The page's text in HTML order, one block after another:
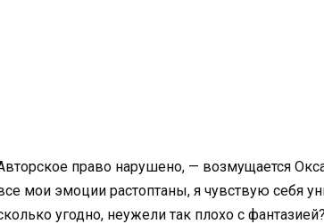
право нарушено, — возмущается
мои эмоции растоптаны, я чувствую себя
угодно, неужели так плохо с